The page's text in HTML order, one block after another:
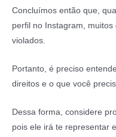
Concluímos então que,
perfil no Instagram,
violados.
Portanto, é preciso
direitos e o que você
Dessa forma, considere
pois ele irá te representar